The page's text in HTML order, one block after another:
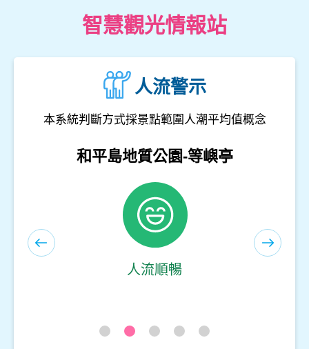
智慧觀光情報站
人流警示
本系統判斷方式採景點範圍人潮平均值概念
和平島地質公園-遊客服務中心(室內)
人流順暢